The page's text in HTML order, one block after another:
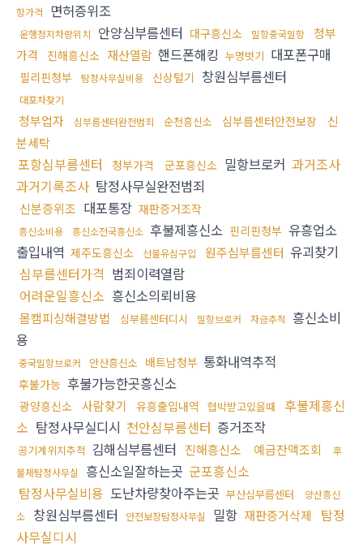
항가격
면허증위조
운행정지차량위치 안양심부름센터 대구흥신소 밀항중국밀항
청부
가격
진해흥신소 재산열람 핸드폰해킹 누명벗기 대포폰구매
필리핀청부 탐정사무실비용 신상털기 창원심부름센터
대포차찾기
청부업자 심부름센터완전범죄 순천흥신소 심부름센터안전보장
신
분세탁
포항심부름센터 청부가격 군포흥신소 밀항브로커 과거조사
과거기록조사 탐정사무실완전범죄
신분증위조 대포통장 재판증거조작
흥신소비용 흥신소전국흥신소 후불제흥신소 핀리핀청부 유흥업소
출입내역 제주도흥신소 선불유심구입 원주심부름센터 유괴찾기
심부름센터가격 범죄이력열람
어려운일흥신소 흥신소의뢰비용
몸캠피싱해결방법 심부름센터디시 밀항브로커 자금추적 흥신소비
용
중국밀항브로커 안산흥신소 배트남청부 통화내역추적
후불가능 후불가능한곳흥신소
광양흥신소 사람찾기 유흥출입내역 협박받고있을때
후불제흥신
소 탐정사무실디시 천안심부름센터 증거조작
공기계위치추적 김해심부름센터 진해흥신소 예금잔액조회
후
불제탐정사무실
흥신소일잘하는곳 군포흥신소
탐정사무실비용 도난차량찾아주는곳 부산심부름센터
양산흥신
소
창원심부름센터 안전보장탐정사무실 밀항 재판증거삭제
탐정
사무실디시